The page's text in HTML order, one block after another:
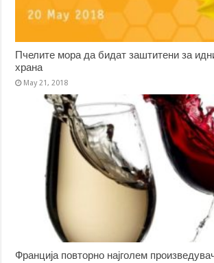
Пчелите мора да бидат заштитени за
храна
May 21, 2018
Франција повторно најголем